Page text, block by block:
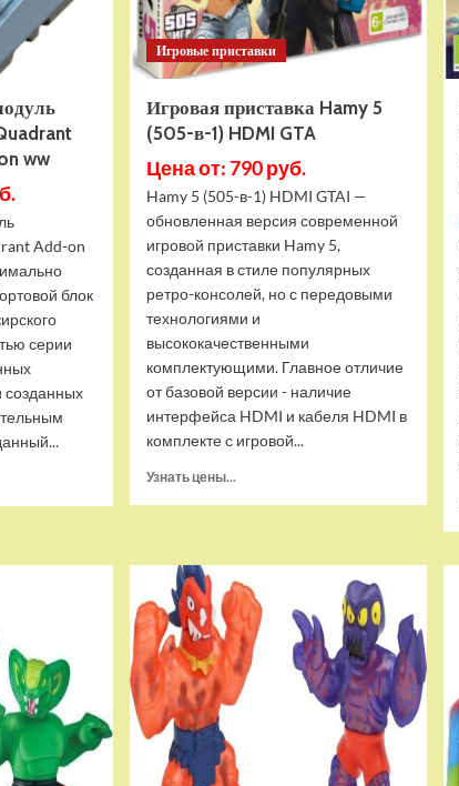
ww
Add-on
блок
серии
созданных
Игровые приставки
Игровая приставка Hamy 5
(505-в-1) HDMI GTA
Цена от: 790 руб.
Hamy 5 (505-в-1) HDMI GTAI —
обновленная версия современной
игровой приставки Hamy 5,
созданная в стиле популярных
ретро-консолей, но с передовыми
технологиями и
высококачественными
комплектующими. Главное отличие
от базовой версии - наличие
интерфейса HDMI и кабеля HDMI в
комплекте с игровой...
Узнать цены...
Hamy
5
(505-
в-1)
HDMI
GTA